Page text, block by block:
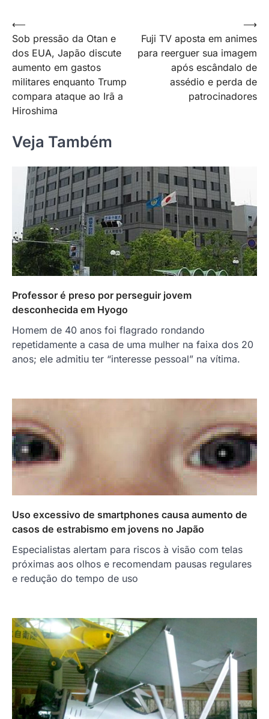
Navegação
de
Post
⟵
Sob pressão da Otan e
dos EUA, Japão discute
aumento em gastos
militares enquanto Trump
compara ataque ao Irã a
Hiroshima
Fuji TV aposta em animes
para reerguer sua imagem
após escândalo de
assédio e perda de
patrocinadores
⟶
Veja Também
Professor é preso por perseguir jovem
desconhecida em Hyogo
Homem de 40 anos foi flagrado rondando
repetidamente a casa de uma mulher na faixa dos 20
anos; ele admitiu ter “interesse pessoal” na vítima.
Uso excessivo de smartphones causa aumento de
casos de estrabismo em jovens no Japão
Especialistas alertam para riscos à visão com telas
próximas aos olhos e recomendam pausas regulares
e redução do tempo de uso